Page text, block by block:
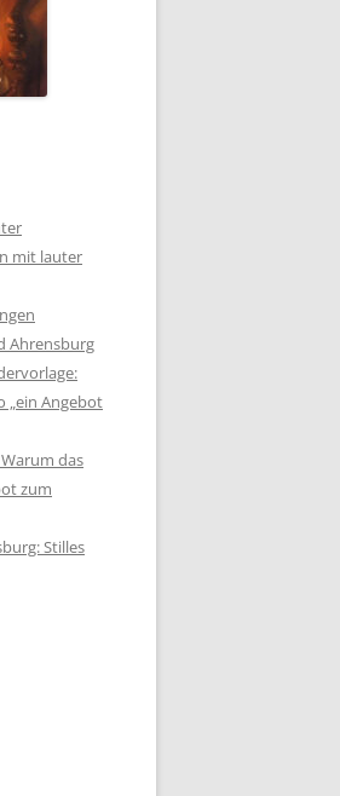
mit lauter
Ahrensburg
„ein Angebot
das
zum
Stilles